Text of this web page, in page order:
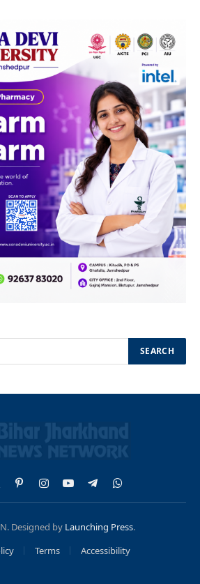
PinterestInstagram
YouTubeTelegramWhatsApp
Designed by Launching Press.
Terms Accessibility